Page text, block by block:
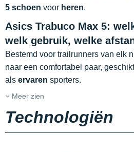
5 schoen voor heren.
Asics Trabuco Max 5:
welk gebruik, welke
Bestemd voor trailrunners van elk
naar een comfortabel paar,
als ervaren sporters.
Meer zien
Technologiën